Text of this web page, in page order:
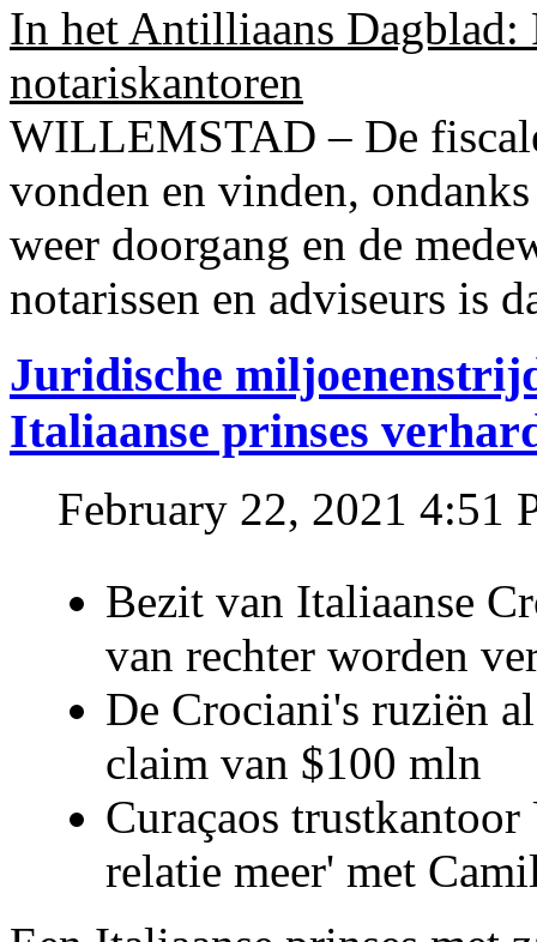
In het Antilliaans Dagblad:
notariskantoren
WILLEMSTAD – De
vonden en vinden,
weer doorgang en de
notarissen en adviseurs is
Juridische
Italiaanse prinses
February 22, 2021 4:51
Bezit van Italiaanse
van rechter worden
De Crociani's ruziën
claim van $100 mln
Curaçaos
relatie meer' met